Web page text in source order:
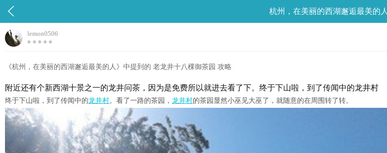
 杭州，在美丽的西湖邂逅最美的人
lemon0506
《杭州，在美丽的西湖邂逅最美的人》中提到的 老龙井十八棵御茶园 攻略
附近还有个新西湖十景之一的龙井问茶，因为是免费所以就进去看了下。终于下山啦，到了传闻中的龙井村
终于下山啦，到了传闻中的龙井村。看了一路的茶园， 龙井村的茶园显然小巫见大巫了，就随意的在周围转了转。